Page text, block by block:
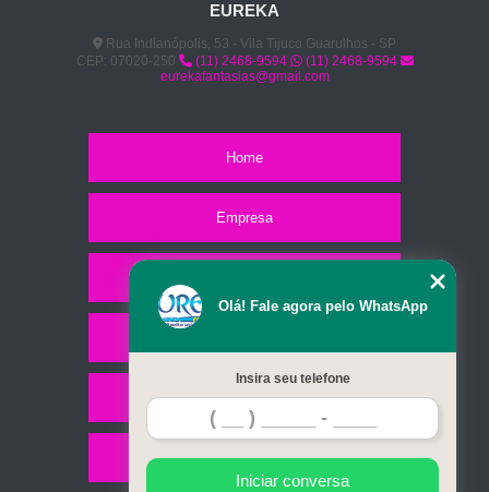
EUREKA
Rua Indianópolis, 53 - Vila Tijuco Guarulhos - SP
CEP: 07020-250
(11) 2468-9594
(11) 2468-9594
eurekafantasias@gmail.com
Home
Empresa
Contato
Mapa do site
Olá! Fale agora pelo WhatsApp
Insira seu telefone
Iniciar conversa